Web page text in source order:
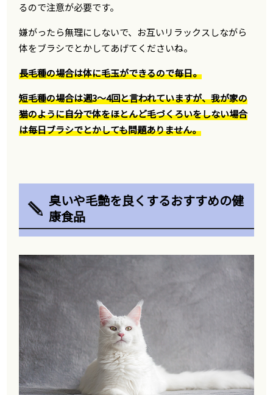
るので注意が必要です。
嫌がったら無理にしないで、お互いリラックスしながら
体をブラシでとかしてあげてくださいね。
長毛種の場合は体に毛玉ができるので毎日。
短毛種の場合は週3～4回と言われていますが、我が家の
猫のように自分で体をほとんど毛づくろいをしない場合
は毎日ブラシでとかしても問題ありません。
臭いや毛艶を良くするおすすめの健
康食品